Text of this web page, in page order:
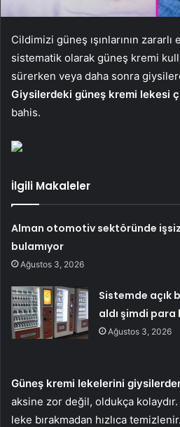
Cildimizi güneş ışınlarının
sistematik olarak güneş kremi
sürerken veya daha sonra
Giysilerdeki güneş kremi lekesi
bahis.
İlgili Makaleler
Alman otomotiv sektöründe
bulamıyor
Ağustos 3, 2026
Sistemde açık
aldı şimdi para
Ağustos 3, 2026
Güneş kremi lekelerini
aksine zor değil, oldukça kolaydır.
leke bırakmadan hızlıca temizlenir.